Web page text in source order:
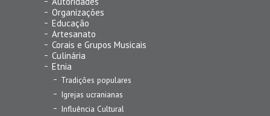
Organizações
Educação
Artesanato
Corais e Grupos Musicais
Culinária
Etnia
Tradições populares
Igrejas ucranianas
Influência Cultural